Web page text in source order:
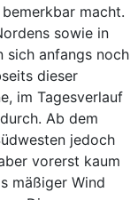
macht.
sowie in
sich anfangs noch
dieser
im Tagesverlauf
Ab dem
jedoch
vorerst kaum
mäßiger Wind